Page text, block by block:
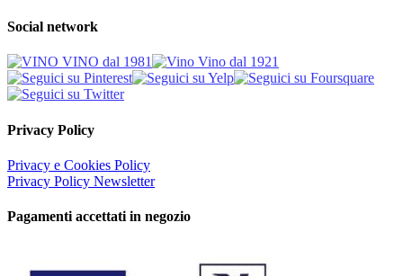
Social network
Privacy Policy
Privacy e Cookies Policy
Privacy Policy Newsletter
Pagamenti accettati in negozio